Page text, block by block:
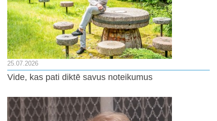
25.07.2026
Vide, kas pati diktē savus noteikumus